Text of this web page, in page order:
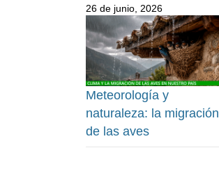
26 de junio, 2026
Meteorología y
naturaleza: la migración
de las aves